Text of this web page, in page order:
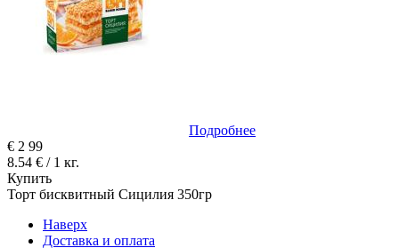
Подробнее
€ 2 99
8.54 € / 1 кг.
Купить
Торт бисквитный Сицилия 350гр
Наверх
Доставка и оплата